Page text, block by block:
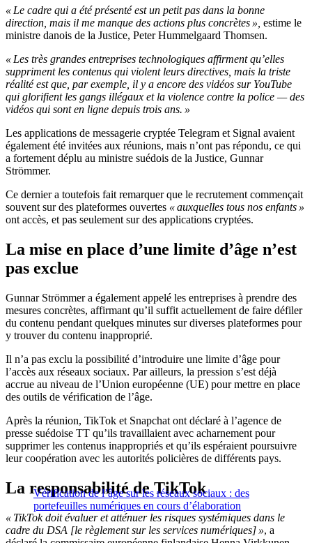
« Le cadre qui a été présenté est un petit pas dans la bonne
direction, mais il me manque des actions plus concrètes », estime le
ministre danois de la Justice, Peter Hummelgaard Thomsen.
« Les très grandes entreprises technologiques affirment qu’elles
suppriment les contenus qui violent leurs directives, mais la triste
réalité est que, par exemple, il y a encore des vidéos sur YouTube
qui glorifient les gangs illégaux et la violence contre la police — des
vidéos qui sont en ligne depuis trois ans. »
Les applications de messagerie cryptée Telegram et Signal avaient
également été invitées aux réunions, mais n’ont pas répondu, ce qui
a fortement déplu au ministre suédois de la Justice, Gunnar
Strömmer.
Ce dernier a toutefois fait remarquer que le recrutement commençait
souvent sur des plateformes ouvertes « auxquelles tous nos enfants »
ont accès, et pas seulement sur des applications cryptées.
La mise en place d’une limite d’âge n’est
pas exclue
Gunnar Strömmer a également appelé les entreprises à prendre des
mesures concrètes, affirmant qu’il suffit actuellement de faire défiler
du contenu pendant quelques minutes sur diverses plateformes pour
y trouver du contenu inapproprié.
Il n’a pas exclu la possibilité d’introduire une limite d’âge pour
l’accès aux réseaux sociaux. Par ailleurs, la pression s’est déjà
accrue au niveau de l’Union européenne (UE) pour mettre en place
des outils de vérification de l’âge.
Après la réunion, TikTok et Snapchat ont déclaré à l’agence de
presse suédoise TT qu’ils travaillaient avec acharnement pour
supprimer les contenus inappropriés et qu’ils espéraient poursuivre
leur coopération avec les autorités policières de différents pays.
Vérification de l’âge sur les réseaux sociaux : des
portefeuilles numériques en cours d’élaboration
La responsabilité de TikTok
« TikTok doit évaluer et atténuer les risques systémiques dans le
cadre du DSA [le règlement sur les services numériques] », a